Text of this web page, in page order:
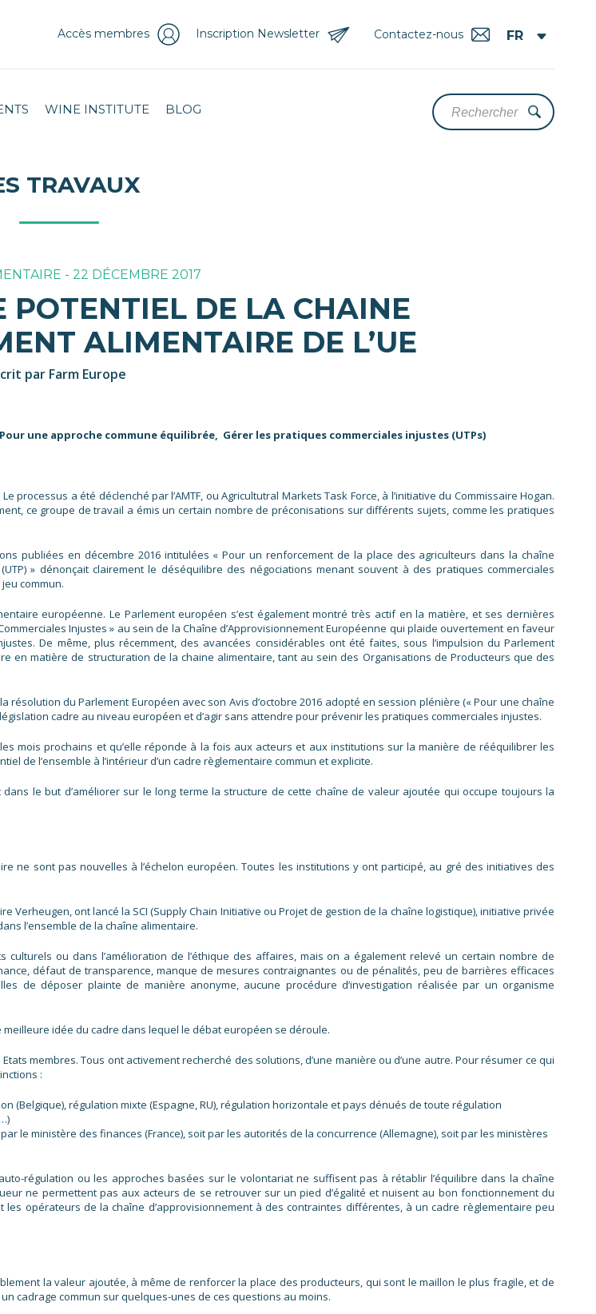
Contactez-nous
Inscription Newsletter
Accès membres
WINE INSTITUTE BLOG
TRAVAUX
- 22 DÉCEMBRE 2017
POTENTIEL DE LA CHAINE
ALIMENTAIRE DE L’UE
par Farm Europe
une approche commune équilibrée, Gérer les pratiques commerciales injustes (UTPs)
a été déclenché par l’AMTF, ou Agricultutral Markets Task Force, à l’initiative du Commissaire Hogan.
ce groupe de travail a émis un certain nombre de préconisations sur différents sujets, comme les pratiques
publiées en décembre 2016 intitulées « Pour un renforcement de la place des agriculteurs dans la chaîne
» dénonçait clairement le déséquilibre des négociations menant souvent à des pratiques commerciales
commun.
européenne. Le Parlement européen s’est également montré très actif en la matière, et ses dernières
Injustes » au sein de la Chaîne d’Approvisionnement Européenne qui plaide ouvertement en faveur
De même, plus récemment, des avancées considérables ont été faites, sous l’impulsion du Parlement
en matière de structuration de la chaine alimentaire, tant au sein des Organisations de Producteurs que des
du Parlement Européen avec son Avis d’octobre 2016 adopté en session plénière (« Pour une chaîne
cadre au niveau européen et d’agir sans attendre pour prévenir les pratiques commerciales injustes.
mois prochains et qu’elle réponde à la fois aux acteurs et aux institutions sur la manière de rééquilibrer les
de l’ensemble à l’intérieur d’un cadre règlementaire commun et explicite.
le but d’améliorer sur le long terme la structure de cette chaîne de valeur ajoutée qui occupe toujours la
ne sont pas nouvelles à l’échelon européen. Toutes les institutions y ont participé, au gré des initiatives des
Verheugen, ont lancé la SCI (Supply Chain Initiative ou Projet de gestion de la chaîne logistique), initiative privée
l’ensemble de la chaîne alimentaire.
ou dans l’amélioration de l’éthique des affaires, mais on a également relevé un certain nombre de
défaut de transparence, manque de mesures contraignantes ou de pénalités, peu de barrières efficaces
de déposer plainte de manière anonyme, aucune procédure d’investigation réalisée par un organisme
idée du cadre dans lequel le débat européen se déroule.
membres. Tous ont activement recherché des solutions, d’une manière ou d’une autre. Pour résumer ce qui
:
(Belgique), régulation mixte (Espagne, RU), régulation horizontale et pays dénués de toute régulation
le ministère des finances (France), soit par les autorités de la concurrence (Allemagne), soit par les ministères
régulation ou les approches basées sur le volontariat ne suffisent pas à rétablir l’équilibre dans la chaîne
ne permettent pas aux acteurs de se retrouver sur un pied d’égalité et nuisent au bon fonctionnement du
opérateurs de la chaîne d’approvisionnement à des contraintes différentes, à un cadre règlementaire peu
la valeur ajoutée, à même de renforcer la place des producteurs, qui sont le maillon le plus fragile, et de
cadrage commun sur quelques-unes de ces questions au moins.